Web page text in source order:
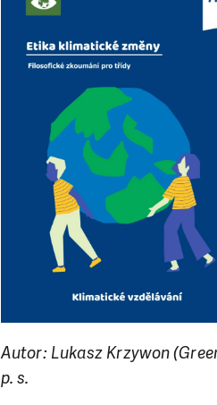
Autor: Lukasz Krzywon
p. s.